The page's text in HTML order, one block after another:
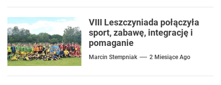
VIII Leszczyniada połączyła
sport, zabawę, integrację i
pomaganie
Marcin Stempniak 2 Miesiące Ago